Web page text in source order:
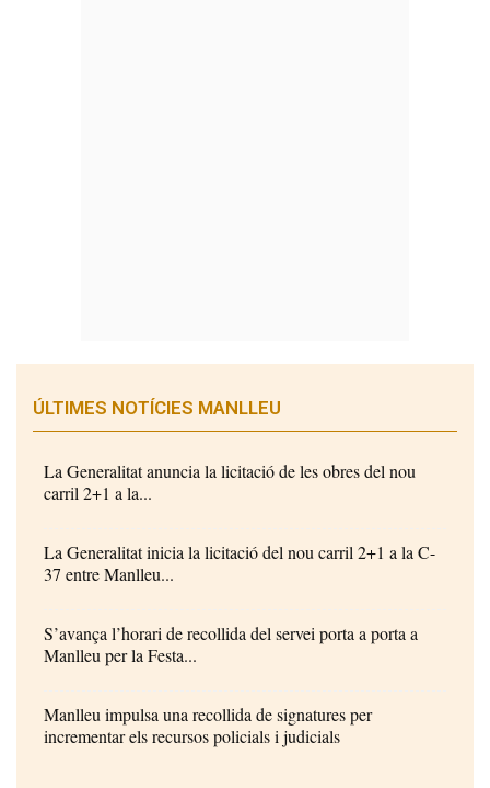
ÚLTIMES NOTÍCIES MANLLEU
La Generalitat anuncia la licitació de les obres del nou
carril 2+1 a la...
La Generalitat inicia la licitació del nou carril 2+1 a la C-
37 entre Manlleu...
S’avança l’horari de recollida del servei porta a porta a
Manlleu per la Festa...
Manlleu impulsa una recollida de signatures per
incrementar els recursos policials i judicials